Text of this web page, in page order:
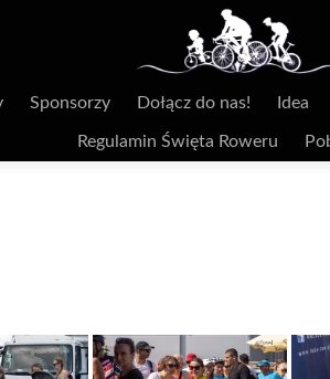
Sponsorzy Dołącz do nas! Idea
Regulamin Święta Roweru